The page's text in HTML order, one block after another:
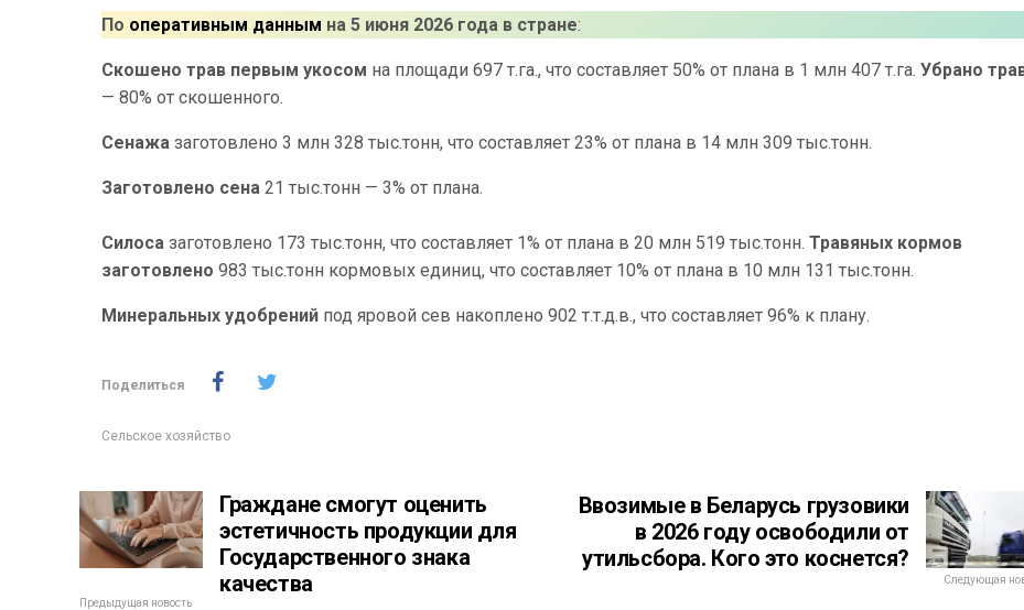
По оперативным данным на 5 июня 2026 года в стране:
Скошено трав первым укосом на площади 697 т.га., что составляет 50% от плана в 1 млн 407 т.га. Убрано
— 80% от скошенного.
Сенажа заготовлено 3 млн 328 тыс.тонн, что составляет 23% от плана в 14 млн 309 тыс.тонн.
Заготовлено сена 21 тыс.тонн — 3% от плана.
Силоса заготовлено 173 тыс.тонн, что составляет 1% от плана в 20 млн 519 тыс.тонн. Травяных кормов
заготовлено 983 тыс.тонн кормовых единиц, что составляет 10% от плана в 10 млн 131 тыс.тонн.
Минеральных удобрений под яровой сев накоплено 902 т.т.д.в., что составляет 96% к плану.
Поделиться
Сельское хозяйство
Граждане смогут оценить
эстетичность продукции для
Государственного знака
качества
Предыдущая новость
Ввозимые в Беларусь грузовики
в 2026 году освободили от
утильсбора. Кого это коснется?
Следующая